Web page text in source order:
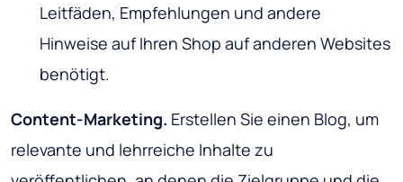
Leitfäden, Empfehlungen und andere
Hinweise auf Ihren Shop auf anderen Websites
benötigt.
Content-Marketing. Erstellen Sie einen Blog, um
relevante und lehrreiche Inhalte zu